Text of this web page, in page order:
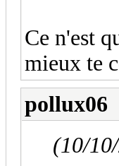
Ce n'est
mieux te
pollux06
(10/